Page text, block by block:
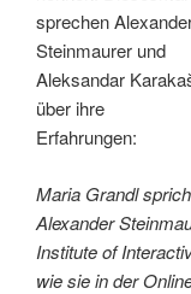
sprechen
Steinmaurer und
Aleksandar
über ihre
Erfahrungen:
Maria Grandl
Alexander
Institute of
wie sie in der